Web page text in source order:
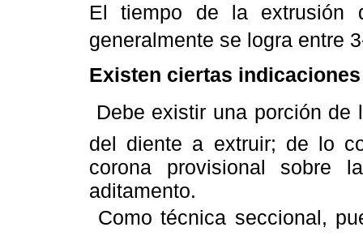
El tiempo de la extrusión
generalmente se logra entre
Existen ciertas
 Debe existir una porción
del diente a extruir; de lo
corona provisional sobre
aditamento.
 Como técnica seccional,